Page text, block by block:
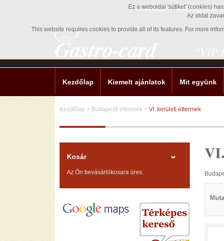
Ez a weboldal 'sütiket' (cookies)
Az oldal
This website requires cookies to provide all of its features. For more
Beállítások Kívánságlistám
Kezdőlap Kiemelt ajánlatok Mit együnk
Kezdőlap > Budapesti éttermek > VI. kerületi éttermek
Kosár
Az Ön bevásárlókosara üres.